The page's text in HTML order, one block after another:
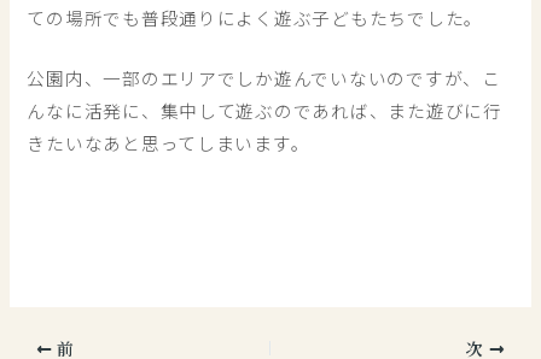
ての場所でも普段通りによく遊ぶ子どもたちでした。
公園内、一部のエリアでしか遊んでいないのですが、こ
んなに活発に、集中して遊ぶのであれば、また遊びに行
きたいなあと思ってしまいます。
前 次